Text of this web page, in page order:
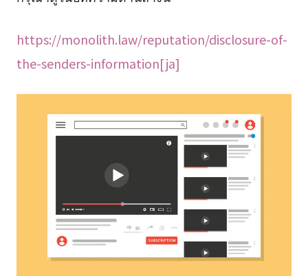
https://monolith.law/reputation/disclosure-of-
the-senders-information[ja]